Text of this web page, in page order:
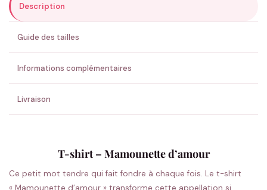
ENVOYER MA DEMANDE ✨
💚 Retour sous 24-48h🇫🇷 Flocage en France✅ Validation avant fabrication
Description
Guide des tailles
Informations complémentaires
Livraison
T-shirt – Mamounette d’amour
Ce petit mot tendre qui fait fondre à chaque fois. Le t-shirt
« Mamounette d’amour » transforme cette appellation si